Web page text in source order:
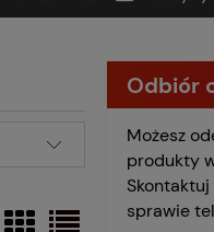
Odbiór
Możesz
produkty
sprawie